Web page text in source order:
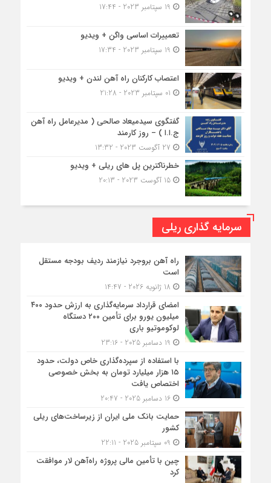
تعمییرات اساسی واگن + ویدیو
اعتصاب کارکنان راه آهن لندن + ویدیو
گفتگوی سیدمیعاد صالحی ( مدیرعامل راه آهن
ج.ا.ا ) – روز کارمند
خطرناکترین پل های ریلی + ویدیو
15 آگوست 2023 - 20:13
سرمایه گذاری ریلی
راه آهن بروجرد نیازمند ردیف بودجه مستقل
است
امضای قرارداد سرمایه‌گذاری به ارزش حدود ۴۰۰
میلیون یورو برای تأمین ۲۰۰ دستگاه
لوکوموتیو باری
با استفاده از سپرده‌گذاری خاص دولت، حدود
۱۵ هزار میلیارد تومان به بخش خصوصی
اختصاص یافت
16 دسامبر 2025 - 20:47
حمایت بانک ملی ایران از زیرساخت‌های ریلی
کشور
چین با تأمین مالی پروژه راه‌آهن لار موافقت
کرد